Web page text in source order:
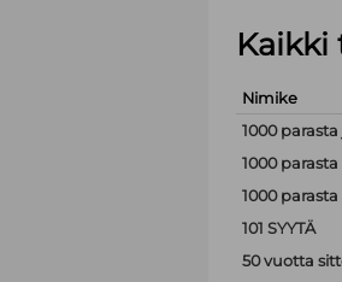
Kaikki
Nimike
1000
1000
1000
101 SYYTÄ
50 vuotta